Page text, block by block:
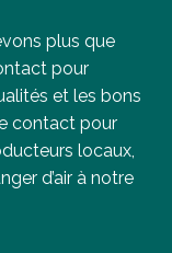
plus que
pour
et les bons
contact pour
locaux,
d’air à notre